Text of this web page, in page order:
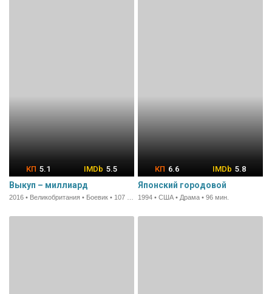
5.1 5.5
Выкуп – миллиард
6.6 5.8
Японский городовой
1994 • США • Драма • 96 мин.